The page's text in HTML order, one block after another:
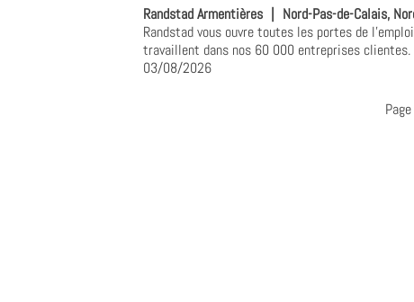
Randstad Armentières
Nord-Pas-de-Calais,
Randstad vous ouvre toutes les portes de
travaillent dans nos 60 000 entreprises clientes.
03/08/2026